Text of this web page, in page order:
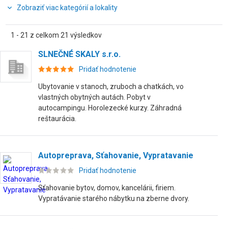
Zobraziť viac kategórií a lokality
1 - 21 z celkom 21 výsledkov
SLNEČNÉ SKALY s.r.o.
Pridať hodnotenie
Ubytovanie v stanoch, zruboch a chatkách, vo
vlastných obytných autách. Pobyt v
autocampingu. Horolezecké kurzy. Záhradná
reštaurácia.
Autopreprava, Sťahovanie, Vypratavanie
Pridať hodnotenie
Sťahovanie bytov, domov, kancelárii, firiem.
Vypratávanie starého nábytku na zberne dvory.